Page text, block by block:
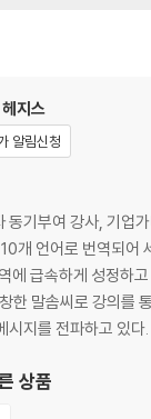
, 승리자인가? 75
현명한 대안
유당할 것인가? 104
115
? 123
고는 2루로 도루할
서에 서명하라 145
체 내용을 판단할 수
지스
알림신청
기부여 강사, 기업가
개 언어로 번역되어
에 급속하게 성정하
한 말솜씨로 강의를
시지를 전파하고 있다.
상품